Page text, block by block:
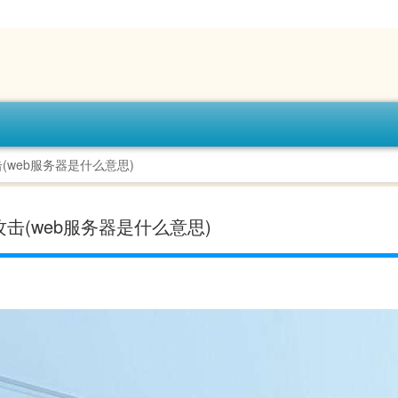
服务器是什么意思)
(web服务器是什么意思)